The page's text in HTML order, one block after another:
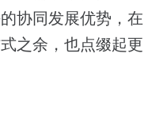
协同发展优势，在
之余，也点缀起更